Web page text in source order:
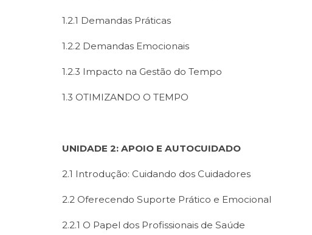
1.2.1 Demandas Práticas
1.2.2 Demandas Emocionais
1.2.3 Impacto na Gestão do Tempo
1.3 OTIMIZANDO O TEMPO
UNIDADE 2: APOIO E AUTOCUIDADO
2.1 Introdução: Cuidando dos Cuidadores
2.2 Oferecendo Suporte Prático e Emocional
2.2.1 O Papel dos Profissionais de Saúde